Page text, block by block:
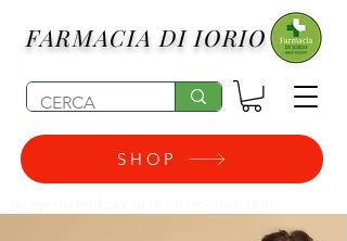
FARMACIA DI IORIO
SHOP
pannolini, possono subire degli aumenti di